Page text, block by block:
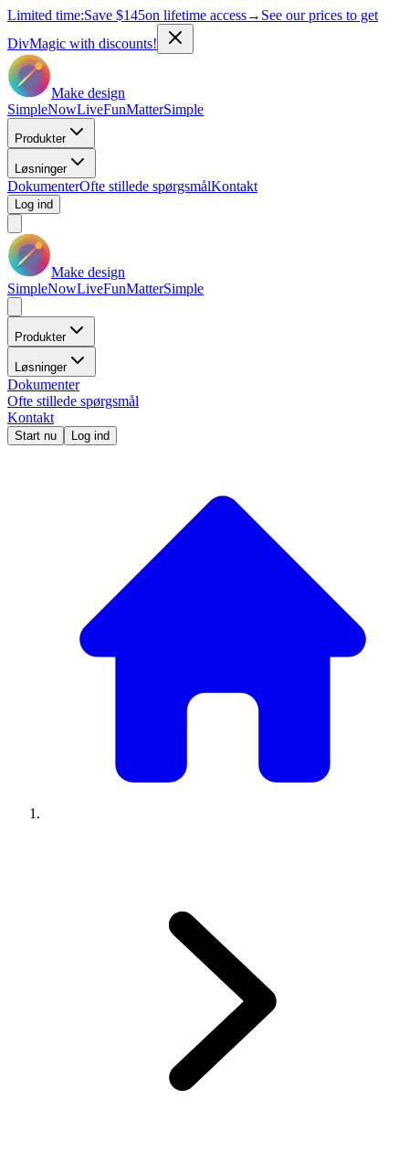
Limited time:Save $145on lifetime access→ See our prices to get
DivMagic with discounts!
Make design
SimpleNowLiveFunMatterSimple
Produkter
Løsninger
DokumenterOfte stillede spørgsmålKontakt
Log ind
Make design
SimpleNowLiveFunMatterSimple
Produkter
Løsninger
Dokumenter
Ofte stillede spørgsmål
Kontakt
Start nu Log ind